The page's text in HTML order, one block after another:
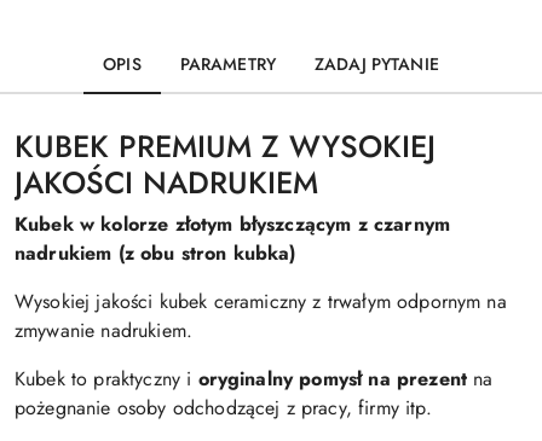
OPIS PARAMETRY ZADAJ PYTANIE
KUBEK PREMIUM Z WYSOKIEJ
JAKOŚCI NADRUKIEM
Kubek w kolorze złotym błyszczącym z czarnym
nadrukiem (z obu stron kubka)
Wysokiej jakości kubek ceramiczny z trwałym odpornym na
zmywanie nadrukiem.
Kubek to praktyczny i oryginalny pomysł na prezent na
pożegnanie osoby odchodzącej z pracy, firmy itp.